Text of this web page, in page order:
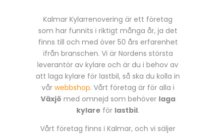
Kalmar Kylarrenovering är ett företag
som har funnits i riktigt många år, ja det
finns till och med över 50 års erfarenhet
ifrån branschen. Vi är Nordens största
leverantör av kylare och är du i behov av
att laga kylare för lastbil, så ska du kolla in
vår webbshop. Vårt företag är för alla i
Växjö med omnejd som behöver laga
kylare för lastbil.
Vårt företag finns i Kalmar, och vi säljer